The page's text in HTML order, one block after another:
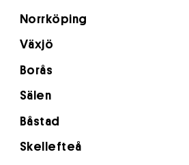
Norrköping
Växjö
Borås
Sälen
Båstad
Skellefteå